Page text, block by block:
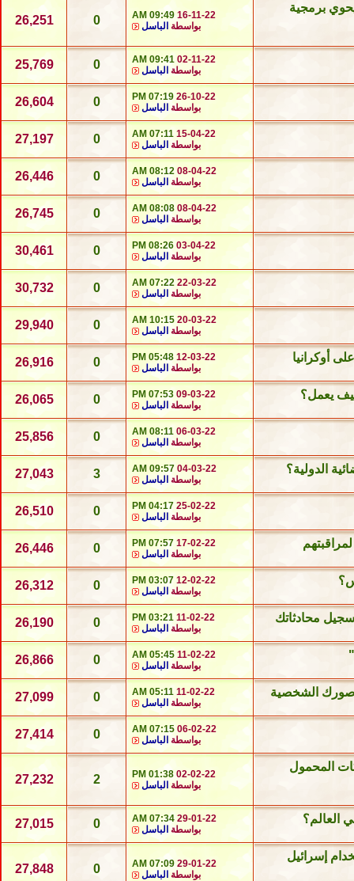
برمجية
16-11-22
09:49 AM
بواسطة الباسل 0
26,251
02-11-22
09:41 AM
بواسطة الباسل 0
25,769
26-10-22
07:19 PM
بواسطة الباسل 0
26,604
15-04-22
07:11 AM
بواسطة الباسل 0
27,197
08-04-22
08:12 AM
بواسطة الباسل 0
26,446
08-04-22
08:08 AM
بواسطة الباسل 0
26,745
03-04-22
08:26 PM
بواسطة الباسل 0
30,461
22-03-22
07:22 AM
بواسطة الباسل 0
30,732
20-03-22
10:15 AM
بواسطة الباسل 0
29,940
أوكرانيا 12-03-22
05:48 PM
بواسطة الباسل 0
26,916
يعمل؟ 09-03-22
07:53 PM
بواسطة الباسل 0
26,065
06-03-22
08:11 AM
بواسطة الباسل 0
25,856
الدولية؟ 04-03-22
09:57 AM
بواسطة الباسل 3
27,043
25-02-22
04:17 PM
بواسطة الباسل 0
26,510
17-02-22
07:57 PM
بواسطة الباسل 0
26,446
12-02-22
03:07 PM
بواسطة الباسل 0
26,312
محادثاتك 11-02-22
03:21 PM
بواسطة الباسل 0
26,190
11-02-22
05:45 AM
بواسطة الباسل 0
26,866
الشخصية 11-02-22
05:11 AM
بواسطة الباسل 0
27,099
06-02-22
07:15 AM
بواسطة الباسل 0
27,414
المحمول
02-02-22
01:38 PM
بواسطة الباسل 2
27,232
العالم؟ 29-01-22
07:34 AM
بواسطة الباسل 0
27,015
إسرائيل
29-01-22
07:09 AM
بواسطة الباسل 0
27,848